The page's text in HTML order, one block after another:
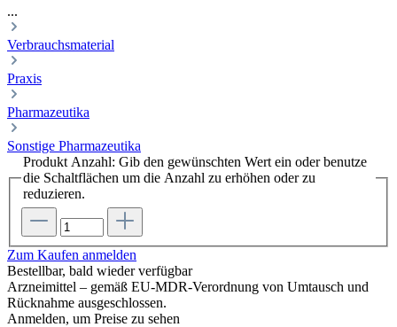
...
Verbrauchsmaterial
Praxis
Pharmazeutika
Sonstige Pharmazeutika
Produkt Anzahl: Gib den gewünschten Wert ein oder benutze
die Schaltflächen um die Anzahl zu erhöhen oder zu
reduzieren.
Zum Kaufen anmelden
Bestellbar, bald wieder verfügbar
Arzneimittel – gemäß EU-MDR-Verordnung von Umtausch und
Rücknahme ausgeschlossen.
Anmelden, um Preise zu sehen